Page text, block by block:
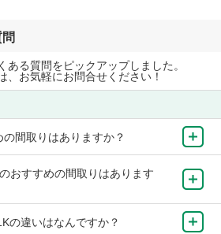
ある質問をピックアップしました。
、お気軽にお問合せください！
間取りはありますか？
おすすめの間取りはあります
の違いはなんですか？